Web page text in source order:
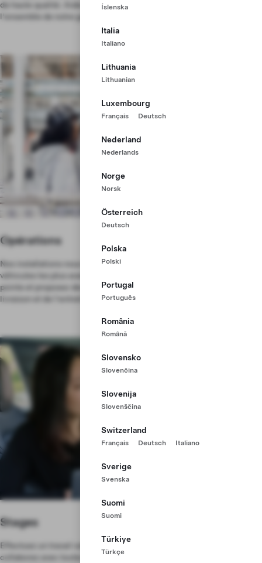
Íslenska
Italia
Italiano
Lithuania
Lithuanian
Luxembourg
Français Deutsch
Nederland
Nederlands
Norge
Norsk
Österreich
Deutsch
Polska
Polski
Portugal
Português
România
Română
Slovensko
Slovenčina
Slovenija
Slovenščina
Switzerland
Français Deutsch Italiano
Sverige
Svenska
Suomi
Suomi
Türkiye
Türkçe
de haute qualité. Aidez-nous à préparer l'avenir en innovant dans
l'ensemble de notre gamme de véhicules.
Nos installations nous permettent de construire certains des
véhicules les plus avancés au monde. Maîtrisez des techniques de
pointe et proposez des produits durables par le biais de la vente, de la
livraison et de l'entretien.
Opérations
Effectuez un travail valorisant, développez vos compétences et
collaborez avec toutes les lignes de production.
Stages